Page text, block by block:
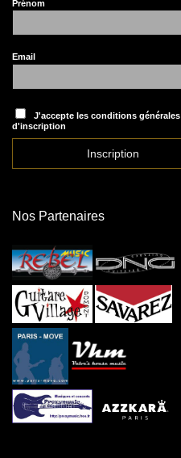
Prénom
Email
J'accepte les conditions générales
d'inscription
Nos Partenaires